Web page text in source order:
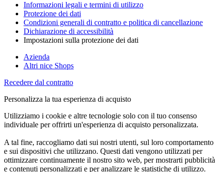
Informazioni legali e termini di utilizzo
Protezione dei dati
Condizioni generali di contratto e politica di cancellazione
Dichiarazione di accessibilità
Impostazioni sulla protezione dei dati
Azienda
Altri nice Shops
Recedere dal contratto
Personalizza la tua esperienza di acquisto
Utilizziamo i cookie e altre tecnologie solo con il tuo consenso
individuale per offrirti un'esperienza di acquisto personalizzata.
A tal fine, raccogliamo dati sui nostri utenti, sul loro comportamento
e sui dispositivi che utilizzano. Questi dati vengono utilizzati per
ottimizzare continuamente il nostro sito web, per mostrarti pubblicità
e contenuti personalizzati e per analizzare le statistiche di utilizzo.